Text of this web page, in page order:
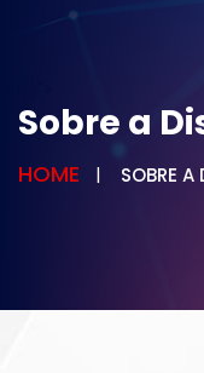
Sobre a
HOME SOBRE A